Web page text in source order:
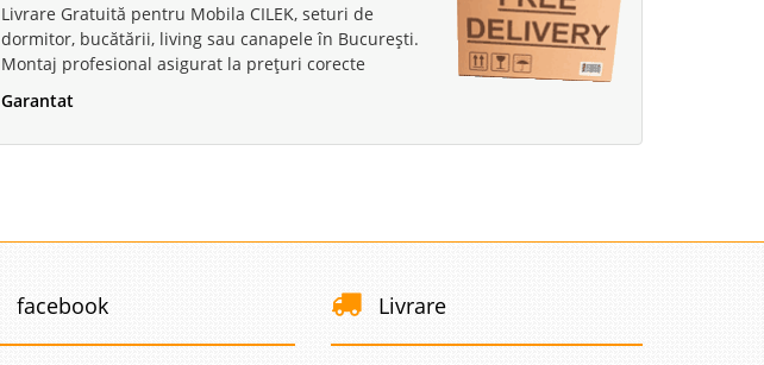
Livrare Gratuită pentru Mobila CILEK, seturi de
dormitor, bucătării, living sau canapele în București.
Montaj profesional asigurat la prețuri corecte
Garantat
facebook Livrare